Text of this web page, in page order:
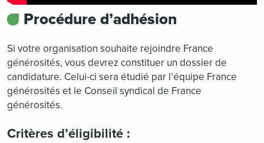
Procédure d’adhésion
Si votre organisation souhaite rejoindre France
générosités, vous devrez constituer un dossier de
candidature. Celui-ci sera étudié par l’équipe France
générosités et le Conseil syndical de France
générosités.
Critères d’éligibilité :